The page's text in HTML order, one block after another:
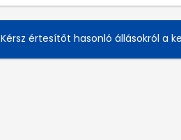
Kérsz értesítőt hasonló állásokról a